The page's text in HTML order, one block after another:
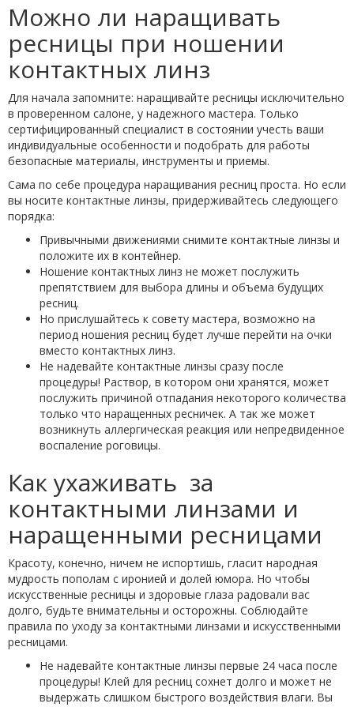
Можно ли наращивать
ресницы при ношении
контактных линз
Для начала запомните: наращивайте ресницы исключительно
в проверенном салоне, у надежного мастера. Только
сертифицированный специалист в состоянии учесть ваши
индивидуальные особенности и подобрать для работы
безопасные материалы, инструменты и приемы.
Сама по себе процедура наращивания ресниц проста. Но если
вы носите контактные линзы, придерживайтесь следующего
порядка:
Привычными движениями снимите контактные линзы и
положите их в контейнер.
Ношение контактных линз не может послужить
препятствием для выбора длины и объема будущих
ресниц.
Но прислушайтесь к совету мастера, возможно на
период ношения ресниц будет лучше перейти на очки
вместо контактных линз.
Не надевайте контактные линзы сразу после
процедуры! Раствор, в котором они хранятся, может
послужить причиной отпадания некоторого количества
только что наращенных ресничек. А так же может
возникнуть аллергическая реакция или непредвиденное
воспаление роговицы.
Как ухаживать за
контактными линзами и
наращенными ресницами
Красоту, конечно, ничем не испортишь, гласит народная
мудрость пополам с иронией и долей юмора. Но чтобы
искусственные ресницы и здоровые глаза радовали вас
долго, будьте внимательны и осторожны. Соблюдайте
правила по уходу за контактными линзами и искусственными
ресницами.
Не надевайте контактные линзы первые 24 часа после
процедуры! Клей для ресниц сохнет долго и может не
выдержать слишком быстрого воздействия влаги. Вы